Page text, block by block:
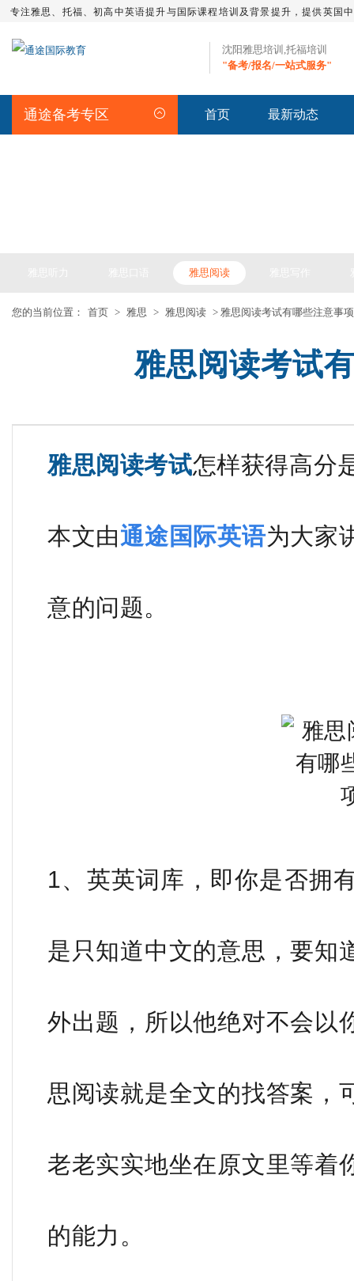
专注雅思、托福、初高中英语提升与国际课程培训及背景提升，提供英国
沈阳雅思培训,托福培训
"备考/报名/一站式服务"
通途备考专区 首页 最新动态
雅思阅读
您的当前位置： 首页 > 雅思 > 雅思阅读 > 雅思阅读考试有哪些注意事
雅思阅读考试
雅思阅读考试怎样获得高分
本文由通途国际英语为大家
意的问题。
1、英英词库，即你是否拥
是只知道中文的意思，要知
外出题，所以他绝对不会以
思阅读就是全文的找答案，
老老实实地坐在原文里等着
的能力。
托福一对一 托福全程